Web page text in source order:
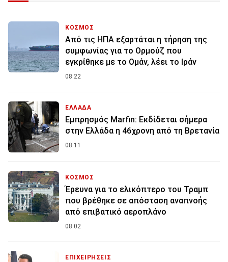
ΚΟΣΜΟΣ
Από τις ΗΠΑ εξαρτάται η τήρηση της
συμφωνίας για το Ορμούζ που
εγκρίθηκε με το Ομάν, λέει το Ιράν
08:22
ΕΛΛΑΔΑ
Εμπρησμός Marfin: Εκδίδεται σήμερα
στην Ελλάδα η 46χρονη από τη Βρετανία
08:11
ΚΟΣΜΟΣ
Έρευνα για το ελικόπτερο του Τραμπ
που βρέθηκε σε απόσταση αναπνοής
από επιβατικό αεροπλάνο
08:02
ΕΠΙΧΕΙΡΗΣΕΙΣ